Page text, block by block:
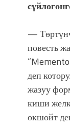
—
повесть
деп
жазуу
киши
окшойт